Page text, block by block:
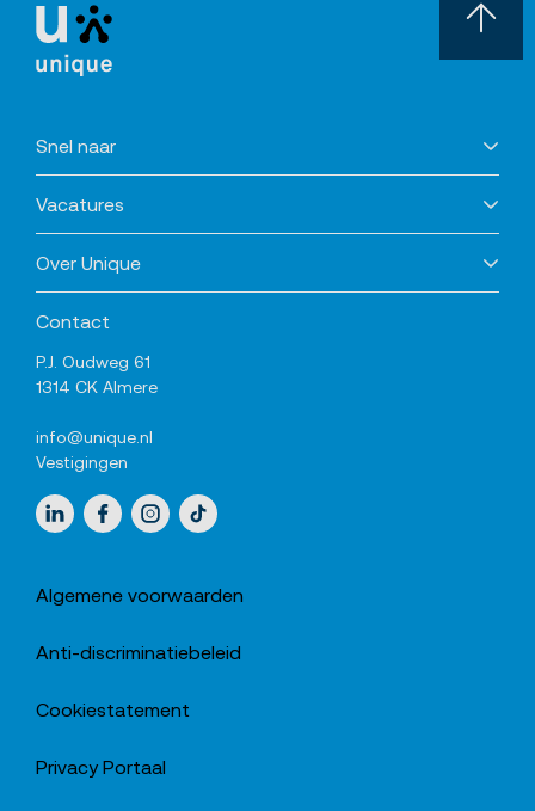
Snel naar
Vacatures
Over Unique
Contact
P.J. Oudweg 61
1314 CK Almere
info@unique.nl
Vestigingen
Sociale media
LinkedInFacebookInstagram
TikTok
Algemene voorwaarden
Anti-discriminatiebeleid
Cookiestatement
Privacy Portaal